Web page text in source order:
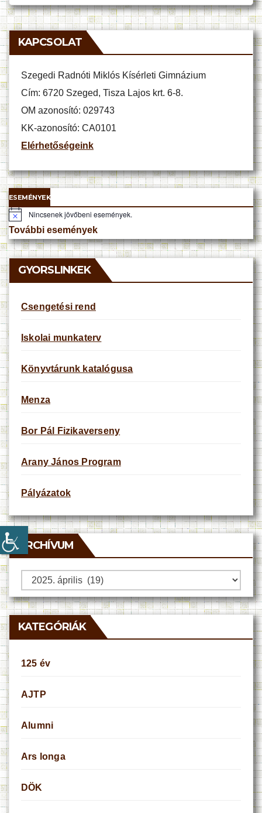
KAPCSOLAT
Szegedi Radnóti Miklós Kísérleti Gimnázium
Cím: 6720 Szeged, Tisza Lajos krt. 6-8.
OM azonosító: 029743
KK-azonosító: CA0101
Elérhetőségeink
ESEMÉNYEK
N
o
t
i
c
e
Nincsenek jövőbeni események.
További események
GYORSLINKEK
Csengetési rend
Iskolai munkaterv
Könyvtárunk katalógusa
Menza
Bor Pál Fizikaverseny
Arany János Program
Pályázatok
ARCHÍVUM
Archívum
KATEGÓRIÁK
125 év
AJTP
Alumni
Ars longa
DÖK